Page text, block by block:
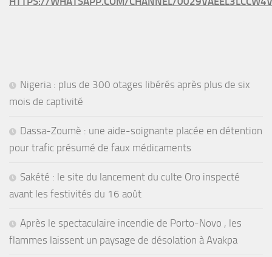
Nigeria : plus de 300 otages libérés après plus de six
mois de captivité
Dassa-Zoumè : une aide-soignante placée en détention
pour trafic présumé de faux médicaments
Sakété : le site du lancement du culte Oro inspecté
avant les festivités du 16 août
Après le spectaculaire incendie de Porto-Novo , les
flammes laissent un paysage de désolation à Avakpa